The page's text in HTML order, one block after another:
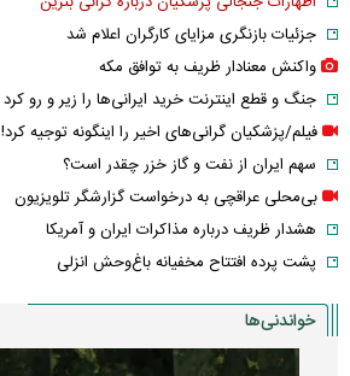
جزئیات بازنگری مزایای کارگران اعلام شد
واکنش معنادار ظریف به توافق مکه
جنگ و قطع اینترنت خرید ایرانی‌ها را زیر و رو کرد
فیلم/پزشکیان گرانی‌های اخیر را اینگونه توجیه کرد!
سهم ایران از نفت و گاز خزر چقدر است؟
بی‌محلی عراقچی به درخواست گزارشگر تلویزیون
هشدار ظریف درباره مذاکرات ایران و آمریکا
پشت پرده افتتاح مخفیانه باغ‌وحش انزلی
خواندنی‌ها